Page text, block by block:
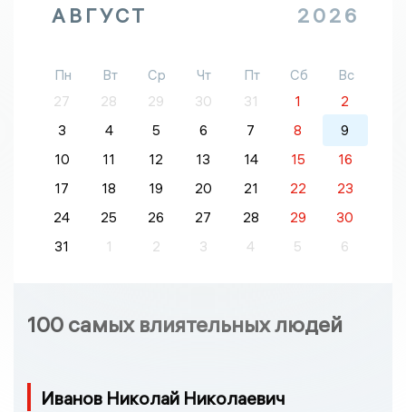
АВГУСТ 2026
Пн Вт Ср Чт Пт Сб
Вс
27
28 29 30 31 1
2
3
4 5 6 7 8
9
10
11 12 13 14 15
16
17
18 19 20 21 22
23
24
25 26 27 28 29
30
31
1 2 3 4 5 6
100 самых влиятельных людей
Иванов Николай Николаевич